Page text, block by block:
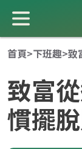
首頁>下班趣>致
致富
慣擺